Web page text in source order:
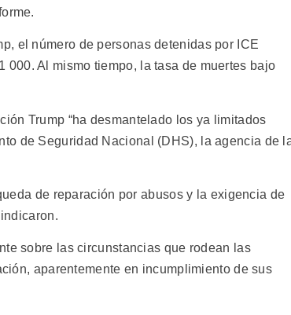
el número de personas detenidas por ICE
000. Al mismo tiempo, la tasa de muertes bajo
Trump “ha desmantelado los ya limitados
de Seguridad Nacional (DHS), la agencia de
de reparación por abusos y la exigencia de
sobre las circunstancias que rodean las
aparentemente en incumplimiento de sus